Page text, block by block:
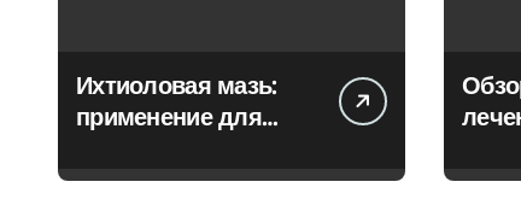
Ихтиоловая мазь:
применение для